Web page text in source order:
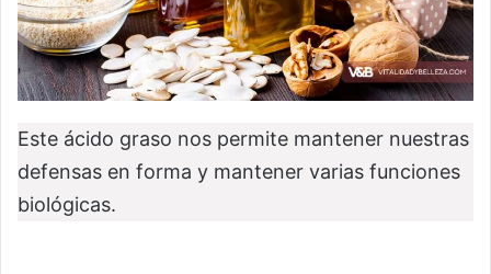
Este ácido graso nos permite mantener nuestras
defensas en forma y mantener varias funciones
biológicas.